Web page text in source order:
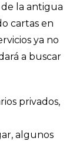
la antigua
cartas en
ya no
a buscar
privados,
algunos